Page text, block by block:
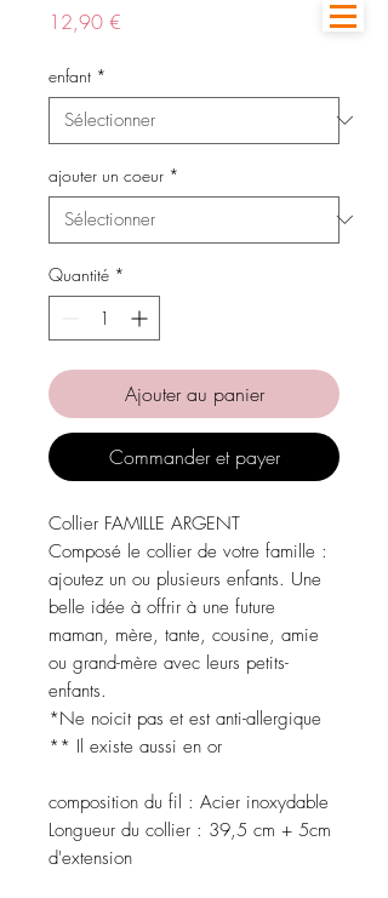
12,90 €
enfant *
ajouter un coeur *
Quantité *
Ajouter au panier
Commander et payer
Collier FAMILLE ARGENT
Composé le collier de votre famille :
ajoutez un ou plusieurs enfants. Une
belle idée à offrir à une future
maman, mère, tante, cousine, amie
ou grand-mère avec leurs petits-
enfants.
*Ne noicit pas et est anti-allergique
** Il existe aussi en or
composition du fil : Acier inoxydable
Longueur du collier : 39,5 cm + 5cm
d'extension